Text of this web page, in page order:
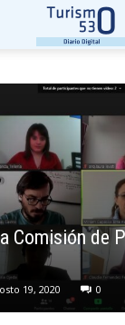
Comisión de
19, 2020 0